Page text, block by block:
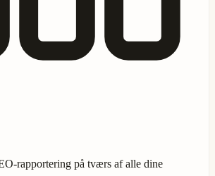
rapportering på tværs af alle dine